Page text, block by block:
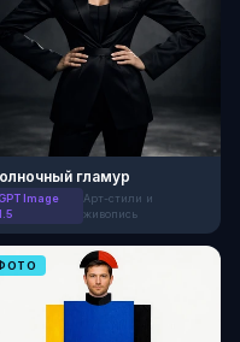
гламур
Image
Арт-стили и
живопись